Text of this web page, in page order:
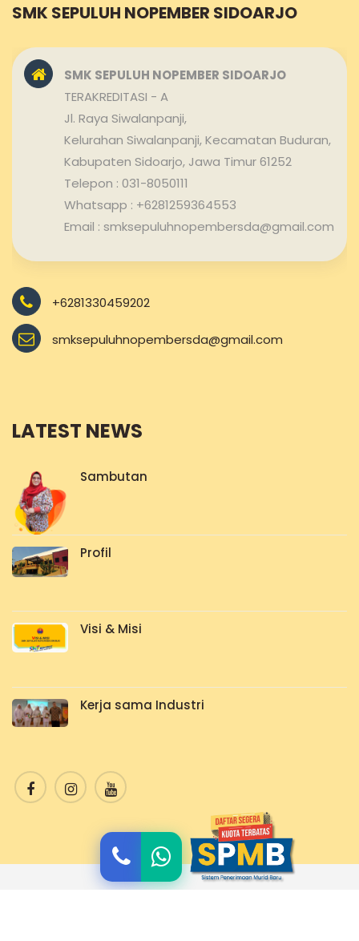
SMK SEPULUH NOPEMBER SIDOARJO
SMK SEPULUH NOPEMBER SIDOARJO
TERAKREDITASI - A
Jl. Raya Siwalanpanji,
Kelurahan Siwalanpanji, Kecamatan Buduran,
Kabupaten Sidoarjo, Jawa Timur 61252
Telepon : 031-8050111
Whatsapp : +6281259364553
Email : smksepuluhnopembersda@gmail.com
+6281330459202
smksepuluhnopembersda@gmail.com
LATEST NEWS
Sambutan
Profil
Visi & Misi
Kerja sama Industri